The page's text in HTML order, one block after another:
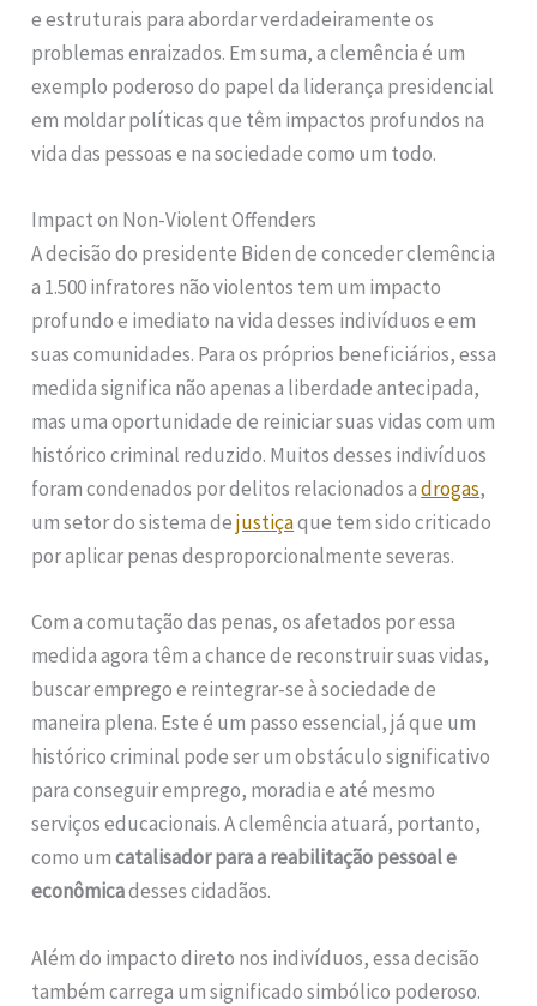
e estruturais para abordar verdadeiramente os
problemas enraizados. Em suma, a clemência é um
exemplo poderoso do papel da liderança presidencial
em moldar políticas que têm impactos profundos na
vida das pessoas e na sociedade como um todo.
Impact on Non-Violent Offenders
A decisão do presidente Biden de conceder clemência
a 1.500 infratores não violentos tem um impacto
profundo e imediato na vida desses indivíduos e em
suas comunidades. Para os próprios beneficiários, essa
medida significa não apenas a liberdade antecipada,
mas uma oportunidade de reiniciar suas vidas com um
histórico criminal reduzido. Muitos desses indivíduos
foram condenados por delitos relacionados adrogas,
um setor do sistema dejustiçaque tem sido criticado
por aplicar penas desproporcionalmente severas.
Com a comutação das penas, os afetados por essa
medida agora têm a chance de reconstruir suas vidas,
buscar emprego e reintegrar-se à sociedade de
maneira plena. Este é um passo essencial, já que um
histórico criminal pode ser um obstáculo significativo
para conseguir emprego, moradia e até mesmo
serviços educacionais. A clemência atuará, portanto,
como umcatalisador para a reabilitação pessoal e
econômicadesses cidadãos.
Além do impacto direto nos indivíduos, essa decisão
também carrega um significado simbólico poderoso.